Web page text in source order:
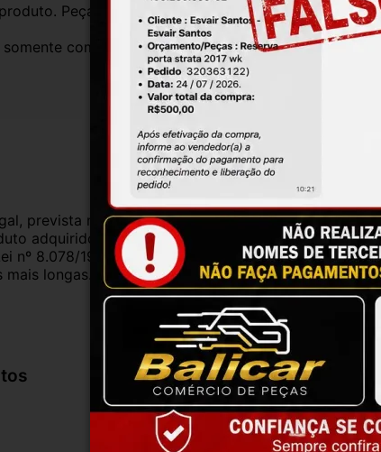
Peça exatamente igual à das imagens.
com instalação por profissional qualificado.
Garantia
prevista no Código de Defesa do Consumidor, é
adquirido.Na impossibilidade de reparar o
nº 8.078/1990, ou, ainda, a utilização do crédito
mais longas. Consulte nossos vendedores. A ga...